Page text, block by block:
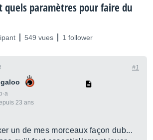
quels paramètres pour faire du
549 vues 1 follower
23 ans
#1
un de mes morceaux façon dub...